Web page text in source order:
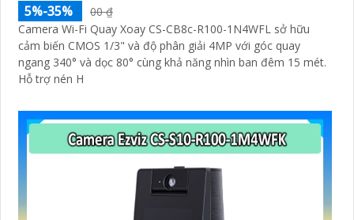
5%-35%
00 ₫
Camera Wi-Fi Quay Xoay CS-CB8c-R100-1N4WFL sở hữu
cảm biến CMOS 1/3" và độ phân giải 4MP với góc quay
ngang 340° và dọc 80° cùng khả năng nhìn ban đêm 15 mét.
Hỗ trợ nén H